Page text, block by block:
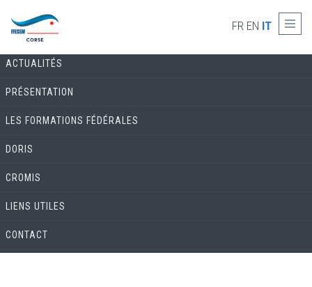
FR EN IT
COMMISSION ENVIRONNEMENT & BIOLOGIE
ACTUALITÉS
PRÉSENTATION
LES FORMATIONS FÉDÉRALES
DORIS
CROMIS
LIENS UTILES
CONTACT